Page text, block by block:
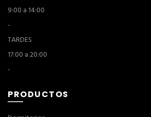
9:00 a 14:00
-
TARDES
17:00 a 20:00
-
PRODUCTOS